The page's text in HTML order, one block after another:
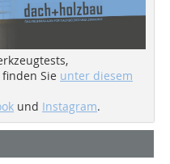
Sie unter diesem
und Instagram.